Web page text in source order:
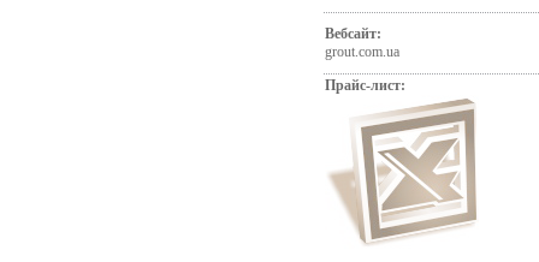
Вебсайт:
grout.com.ua
Прайс-лист: